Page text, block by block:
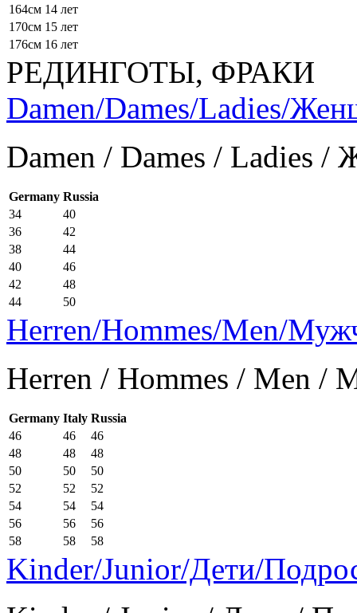
164см 14 лет
170см 15 лет
176см 16 лет
РЕДИНГОТЫ, ФРАКИ
Damen/Dames/Ladies/
Damen / Dames / Ladies
Germany Russia
34
40
36
42
38
44
40
46
42
48
44
50
Herren/Hommes/Men/
Herren / Hommes / Men /
Germany Italy Russia
46
46
46
48
48
48
50
50
50
52
52
52
54
54
54
56
56
56
58
58 58
Kinder/Junior/Дети/